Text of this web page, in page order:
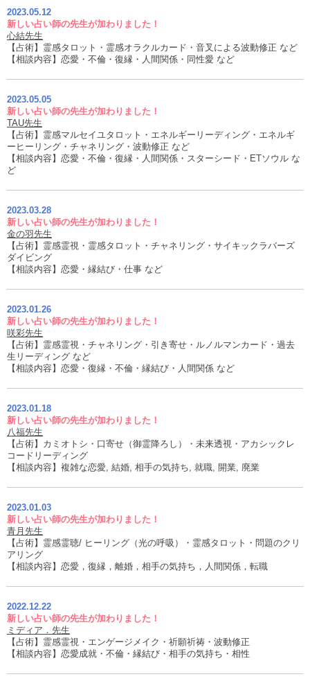
2023.05.12
新しい占い師の先生が加わりました！
心結先生
【占術】霊感タロット・霊感オラクルカード・音叉による波動修正 など
【相談内容】恋愛・不倫・復縁・人間関係・同性愛 など
2023.05.05
新しい占い師の先生が加わりました！
TAU先生
【占術】霊感マルセイユタロット・エネルギーリーディング・エネルギ
ーヒーリング・チャネリング・波動修正 など
【相談内容】恋愛・不倫・復縁・人間関係・スターシード・ETソウル な
ど
2023.03.28
新しい占い師の先生が加わりました！
金の羽先生
【占術】霊感霊視・霊感タロット・チャネリング・サイキックラバーズ
ダイビング
【相談内容】恋愛・縁結び・仕事 など
2023.01.26
新しい占い師の先生が加わりました！
咲彩先生
【占術】霊感霊視・チャネリング・引き寄せ・ルノルマンカード・過去
生リーディング など
【相談内容】恋愛・復縁・不倫・縁結び・人間関係 など
2023.01.18
新しい占い師の先生が加わりました！
八福先生
【占術】カミオトシ・口寄せ（御霊降ろし）・未来透視・アカシックレ
コードリーディング
【相談内容】複雑な恋愛, 結婚, 相手の気持ち, 就職, 開業, 廃業
2023.01.03
新しい占い師の先生が加わりました！
青月先生
【占術】霊感霊聴/ ヒーリング（光の呼吸）・霊感タロット・問題のクリ
アリング
【相談内容】恋愛，復縁，離婚，相手の気持ち，人間関係，転職
2022.12.22
新しい占い師の先生が加わりました！
ミディア．先生
【占術】霊感霊視・エンゲージメイク・祈願祈祷・波動修正
【相談内容】恋愛成就・不倫・縁結び・相手の気持ち・相性